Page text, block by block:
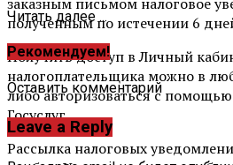
полученным по истечении 6
Получить доступ в Личный
налогоплательщика можно в
либо авторизоваться с
Госуслуг.
Рассылка налоговых
Читать далее ...
Рекомендуем!
Оставить комментарий
Leave a Reply